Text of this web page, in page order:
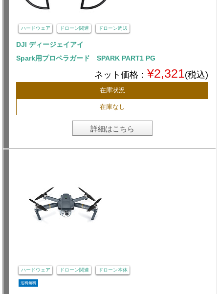
ハードウェア ドローン関連 ドローン周辺
DJI ディージェイアイ
Spark用プロペラガード SPARK PART1 PG
ネット価格： ¥2,321(税込)
在庫状況
在庫なし
詳細はこちら
ハードウェア ドローン関連 ドローン本体
送料無料